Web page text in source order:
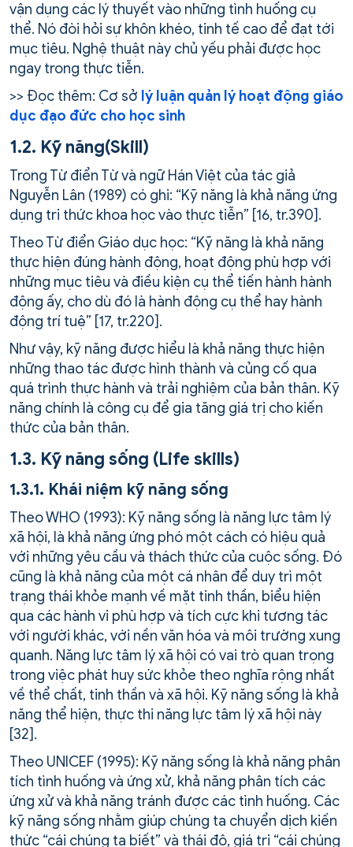
vận dụng các lý thuyết vào những tình huống cụ
thể. Nó đòi hỏi sự khôn khéo, tinh tế cao để đạt tới
mục tiêu. Nghệ thuật này chủ yếu phải được học
ngay trong thực tiễn.
>> Đọc thêm: Cơ sở lý luận quản lý hoạt động giáo
dục đạo đức cho học sinh
1.2. Kỹ năng(Skill)
Trong Từ điển Từ và ngữ Hán Việt của tác giả
Nguyễn Lân (1989) có ghi: “Kỹ năng là khả năng ứng
dụng tri thức khoa học vào thực tiễn” [16, tr.390].
Theo Từ điển Giáo dục học: “Kỹ năng là khả năng
thực hiện đúng hành động, hoạt động phù hợp với
những mục tiêu và điều kiện cụ thể tiến hành hành
động ấy, cho dù đó là hành động cụ thể hay hành
động trí tuệ” [17, tr.220].
Như vậy, kỹ năng được hiểu là khả năng thực hiện
những thao tác được hình thành và củng cố qua
quá trình thực hành và trải nghiệm của bản thân. Kỹ
năng chính là công cụ để gia tăng giá trị cho kiến
thức của bản thân.
1.3. Kỹ năng sống (Life skills)
1.3.1. Khái niệm kỹ năng sống
Theo WHO (1993): Kỹ năng sống là năng lực tâm lý
xã hội, là khả năng ứng phó một cách có hiệu quả
với những yêu cầu và thách thức của cuộc sống. Đó
cũng là khả năng của một cá nhân để duy trì một
trạng thái khỏe mạnh về mặt tinh thần, biểu hiện
qua các hành vi phù hợp và tích cực khi tương tác
với người khác, với nền văn hóa và môi trường xung
quanh. Năng lực tâm lý xã hội có vai trò quan trọng
trong việc phát huy sức khỏe theo nghĩa rộng nhất
về thể chất, tinh thần và xã hội. Kỹ năng sống là khả
năng thể hiện, thực thi năng lực tâm lý xã hội này
[32].
Theo UNICEF (1995): Kỹ năng sống là khả năng phân
tích tình huống và ứng xử, khả năng phân tích các
ứng xử và khả năng tránh được các tình huống. Các
kỹ năng sống nhằm giúp chúng ta chuyển dịch kiến
thức “cái chúng ta biết” và thái độ, giá trị “cái chúng